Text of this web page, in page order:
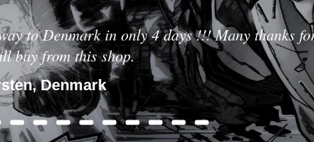
to Denmark in only 4 days !!! Many thanks
buy from this shop.
Denmark